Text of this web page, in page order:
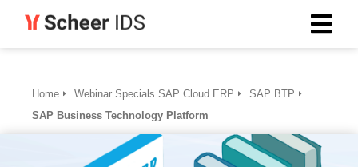
Home Webinar Specials SAP Cloud ERP
SAP BTP
SAP Business Technology Platform